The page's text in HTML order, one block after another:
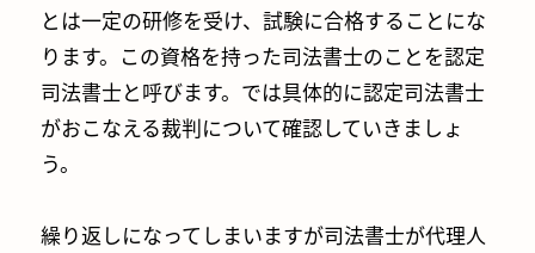
とは一定の研修を受け、試験に合格することにな
ります。この資格を持った司法書士のことを認定
司法書士と呼びます。では具体的に認定司法書士
がおこなえる裁判について確認していきましょ
う。
繰り返しになってしまいますが司法書士が代理人